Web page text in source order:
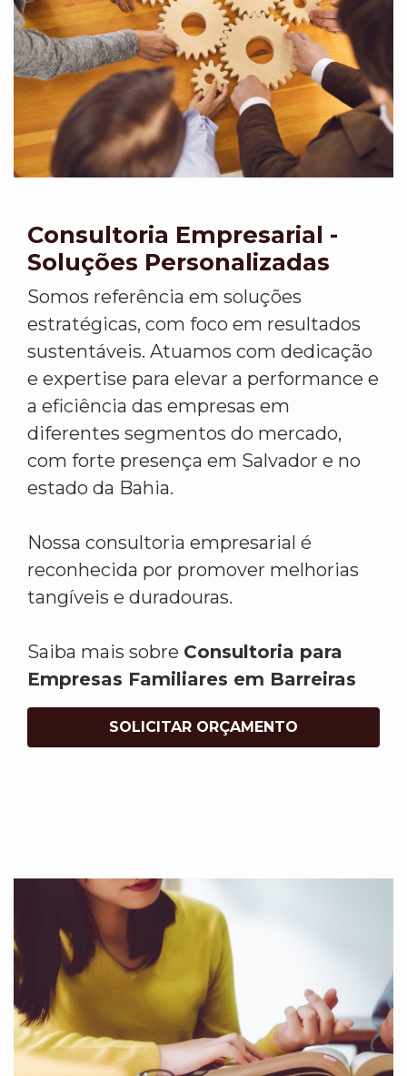
Consultoria Empresarial -
Soluções Personalizadas
Somos referência em soluções
estratégicas, com foco em resultados
sustentáveis. Atuamos com dedicação
e expertise para elevar a performance e
a eficiência das empresas em
diferentes segmentos do mercado,
com forte presença em Salvador e no
estado da Bahia.
Nossa consultoria empresarial é
reconhecida por promover melhorias
tangíveis e duradouras.
Saiba mais sobre Consultoria para
Empresas Familiares em Barreiras
SOLICITAR ORÇAMENTO